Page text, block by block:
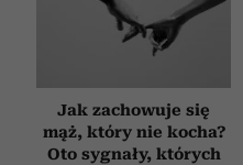
Jak zachowuje się
mąż, który nie kocha?
Oto sygnały, których